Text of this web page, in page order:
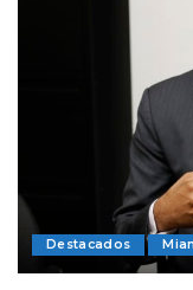
Destacados